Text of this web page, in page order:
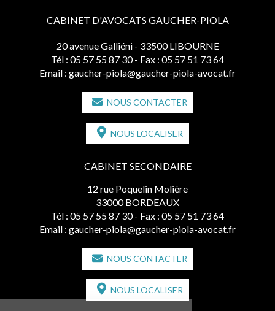
CABINET D'AVOCATS GAUCHER-PIOLA
20 avenue Galliéni - 33500 LIBOURNE
Tél : 05 57 55 87 30 - Fax : 05 57 51 73 64
Email : gaucher-piola@gaucher-piola-avocat.fr
NOUS CONTACTER
NOUS LOCALISER
CABINET SECONDAIRE
12 rue Poquelin Molière
33000 BORDEAUX
Tél : 05 57 55 87 30 - Fax : 05 57 51 73 64
Email : gaucher-piola@gaucher-piola-avocat.fr
NOUS CONTACTER
NOUS LOCALISER